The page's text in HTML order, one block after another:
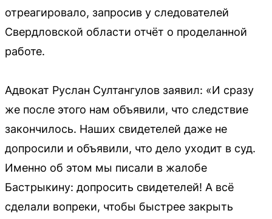
отреагировало, запросив у следователей
Свердловской области отчёт о проделанной
работе.
Адвокат Руслан Султангулов заявил: «И сразу
же после этого нам объявили, что следствие
закончилось. Наших свидетелей даже не
допросили и объявили, что дело уходит в суд.
Именно об этом мы писали в жалобе
Бастрыкину: допросить свидетелей! А всё
сделали вопреки, чтобы быстрее закрыть